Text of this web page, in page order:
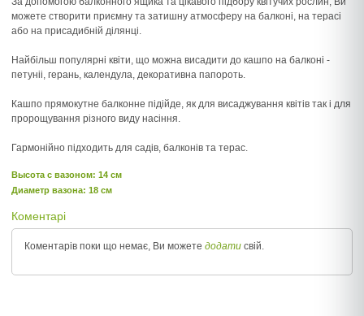
можете створити приємну та затишну атмосферу на балконі, на терасі
або на присадибній ділянці.
Найбільш популярні квіти, що можна висадити до кашпо на балконі -
петуніі, герань, календула, декоративна папороть.
Кашпо прямокутне балконне підійде, як для висаджування квітів так і для
пророщування різного виду насіння.
Гармонійно підходить для садів, балконів та терас.
Высота c вазоном: 14 см
Диаметр вазона: 18 см
Коментарі
Коментарів поки що немає, Ви можете додати свій.